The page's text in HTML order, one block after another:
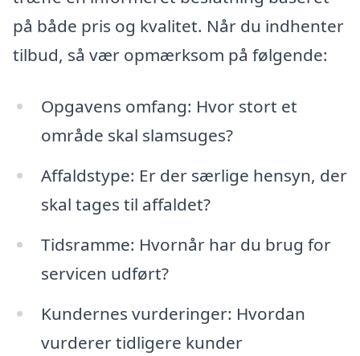
på både pris og kvalitet. Når du indhenter
tilbud, så vær opmærksom på følgende:
Opgavens omfang: Hvor stort et
område skal slamsuges?
Affaldstype: Er der særlige hensyn, der
skal tages til affaldet?
Tidsramme: Hvornår har du brug for
servicen udført?
Kundernes vurderinger: Hvordan
vurderer tidligere kunder